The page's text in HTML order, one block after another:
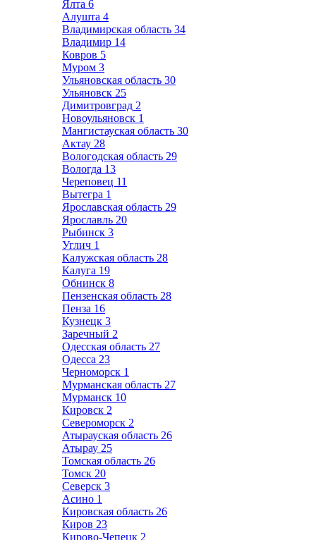
Ялта 6
Алушта 4
Владимирская область 34
Владимир 14
Ковров 5
Муром 3
Ульяновская область 30
Ульяновск 25
Димитровград 2
Новоульяновск 1
Мангистауская область 30
Актау 28
Вологодская область 29
Вологда 13
Череповец 11
Вытегра 1
Ярославская область 29
Ярославль 20
Рыбинск 3
Углич 1
Калужская область 28
Калуга 19
Обнинск 8
Пензенская область 28
Пенза 16
Кузнецк 3
Заречный 2
Одесская область 27
Одесса 23
Черноморск 1
Мурманская область 27
Мурманск 10
Кировск 2
Североморск 2
Атырауская область 26
Атырау 25
Томская область 26
Томск 20
Северск 3
Асино 1
Кировская область 26
Киров 23
Кирово-Чепецк 2